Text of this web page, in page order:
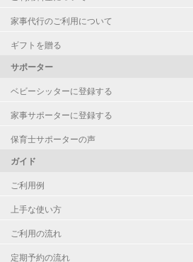
家事代行のご利用について
ギフトを贈る
サポーター
ベビーシッターに登録する
家事サポーターに登録する
保育士サポーターの声
ガイド
ご利用例
上手な使い方
ご利用の流れ
定期予約の流れ